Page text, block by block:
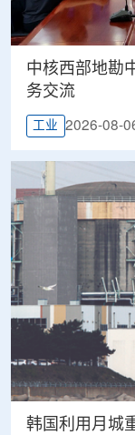
中核西部地勘
务交流
工业 2026-08-
韩国利用月城